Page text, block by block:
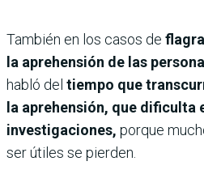
También en los casos de
la aprehensión de las
habló del tiempo que
la aprehensión, que dificulta
investigaciones, porque
ser útiles se pierden.